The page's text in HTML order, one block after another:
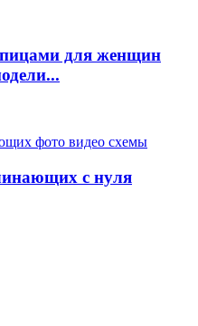
для женщин
с нуля